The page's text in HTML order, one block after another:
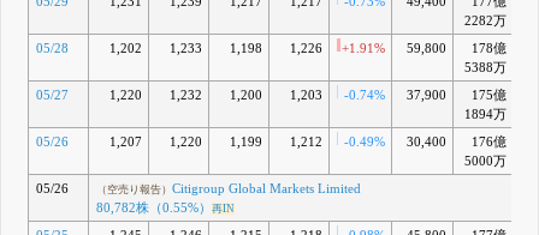
2282万
05/28 1,202 1,233 1,198 1,226 +1.91% 59,800
178億
5388万
05/27 1,220 1,232 1,200 1,203 -0.74% 37,900
175億
1894万
05/26 1,207 1,220 1,199 1,212 -0.49% 30,400
176億
5000万
05/26 （空売り報告） Citigroup Global Markets Limited
80,782株（0.55%）
再IN